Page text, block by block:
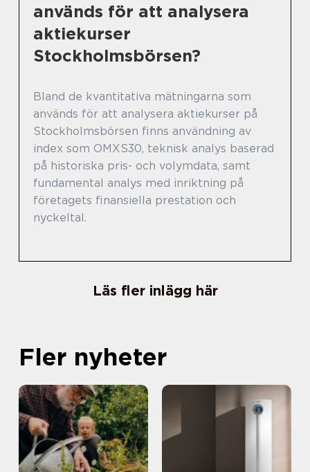
används för att analysera
aktiekurser
Stockholmsbörsen?
Bland de kvantitativa mätningarna som
används för att analysera aktiekurser på
Stockholmsbörsen finns användning av
index som OMXS30, teknisk analys baserad
på historiska pris- och volymdata, samt
fundamental analys med inriktning på
företagets finansiella prestation och
nyckeltal.
Läs fler inlägg här
Fler nyheter